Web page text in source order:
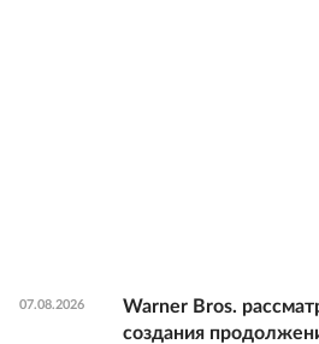
07.08.2026
Warner Bros.
создания